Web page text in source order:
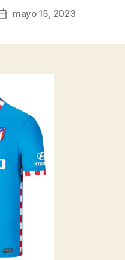
Fechamayo 15, 2023